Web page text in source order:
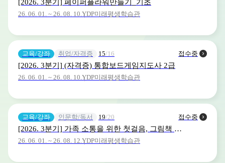
[2026. 3분기] 페이퍼플라워만들기_기초
26. 06. 01. ~ 26. 08. 10. YDP미래평생학습관
교육/강좌 취업/자격증 15/16 접수중
[2026. 3분기] (자격증) 통합보드게임지도사 2급
26. 06. 01. ~ 26. 08. 10. YDP미래평생학습관
교육/강좌 인문학/독서 19/20 접수중
[2026. 3분기] 가족 소통을 위한 첫걸음, 그림책 하브루타
26. 06. 01. ~ 26. 08. 12. YDP미래평생학습관